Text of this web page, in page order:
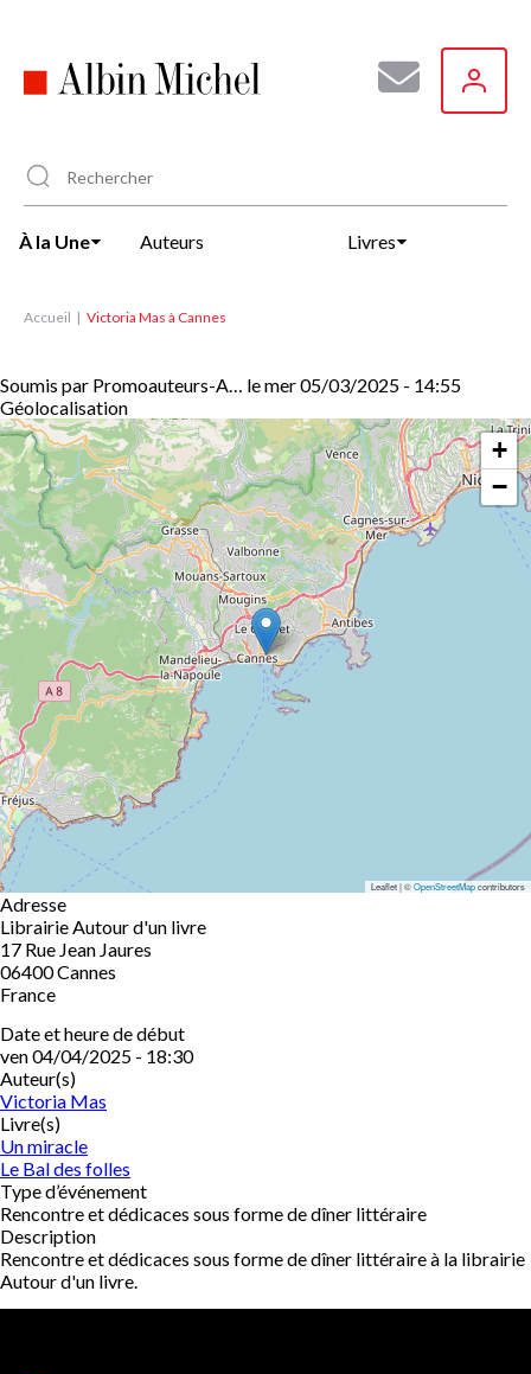
principal
À la Une Auteurs Livres
Accueil Victoria Mas à Cannes
Soumis par Promoauteurs-A… lemer 05/03/2025 - 14:55
Géolocalisation
+
−
Leaflet | ©OpenStreetMapcontributors
Adresse
Librairie Autour d'un livre
17 Rue Jean Jaures
06400Cannes
France
Date et heure de début
ven 04/04/2025 - 18:30
Auteur(s)
Victoria Mas
Livre(s)
Un miracle
Le Bal des folles
Type d’événement
Rencontre et dédicaces sous forme de dîner littéraire
Description
Rencontre et dédicaces sous forme de dîner littéraire à la librairie
Autour d'un livre.